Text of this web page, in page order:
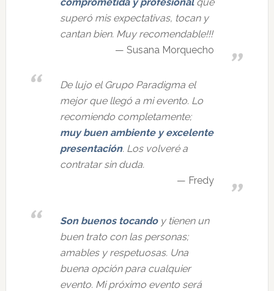
superó mis expectativas, tocan y
cantan bien. Muy recomendable!!!
Susana Morquecho
De lujo el Grupo Paradigma el
mejor que llegó a mi evento. Lo
recomiendo completamente;
muy buen ambiente y excelente
presentación. Los volveré a
contratar sin duda.
Fredy
Son buenos tocandoy tienen un
buen trato con las personas;
amables y respetuosas. Una
buena opción para cualquier
evento. Mi próximo evento será